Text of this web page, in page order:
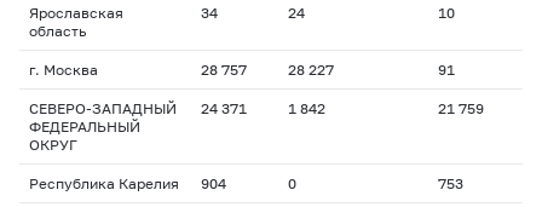
Ярославская
область
34 24 10
г. Москва 28 757 28 227 91
СЕВЕРО-ЗАПАДНЫЙ
ФЕДЕРАЛЬНЫЙ
ОКРУГ
24 371 1 842 21 759
Республика Карелия 904 0 753